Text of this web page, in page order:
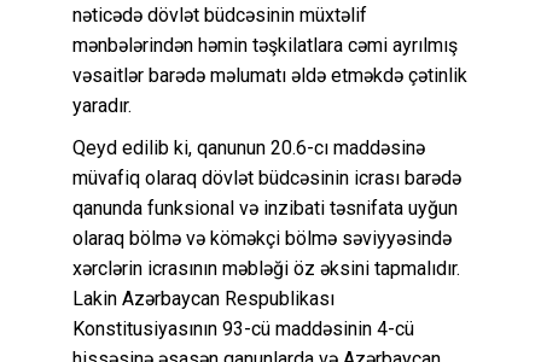
nəticədə dövlət büdcəsinin müxtəlif
mənbələrindən həmin təşkilatlara cəmi ayrılmış
vəsaitlər barədə məlumatı əldə etməkdə çətinlik
yaradır.
Qeyd edilib ki, qanunun 20.6-cı maddəsinə
müvafiq olaraq dövlət büdcəsinin icrası barədə
qanunda funksional və inzibati təsnifata uyğun
olaraq bölmə və köməkçi bölmə səviyyəsində
xərclərin icrasının məbləği öz əksini tapmalıdır.
Lakin Azərbaycan Respublikası
Konstitusiyasının 93-cü maddəsinin 4-cü